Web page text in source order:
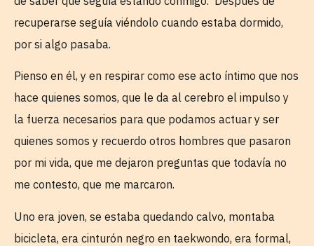
recuperarse seguía viéndolo cuando estaba dormido,
por si algo pasaba.
Pienso en él, y en respirar como ese acto íntimo que nos
hace quienes somos, que le da al cerebro el impulso y
la fuerza necesarios para que podamos actuar y ser
quienes somos y recuerdo otros hombres que pasaron
por mi vida, que me dejaron preguntas que todavía no
me contesto, que me marcaron.
Uno era joven, se estaba quedando calvo, montaba
bicicleta, era cinturón negro en taekwondo, era formal,